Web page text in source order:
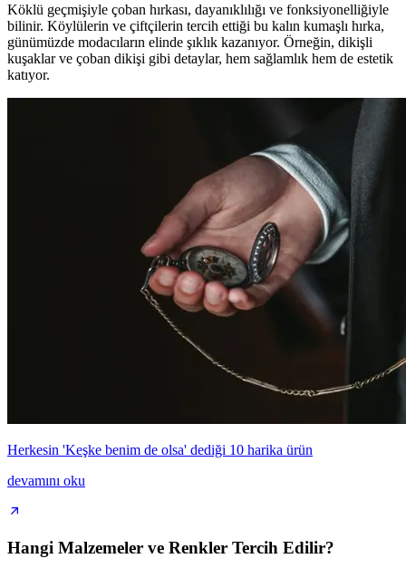
Köklü geçmişiyle çoban hırkası, dayanıklılığı ve fonksiyonelliğiyle
bilinir. Köylülerin ve çiftçilerin tercih ettiği bu kalın kumaşlı hırka,
günümüzde modacıların elinde şıklık kazanıyor. Örneğin, dikişli
kuşaklar ve çoban dikişi gibi detaylar, hem sağlamlık hem de estetik
katıyor.
Herkesin 'Keşke benim de olsa' dediği 10 harika ürün
devamını oku
Hangi Malzemeler ve Renkler Tercih Edilir?